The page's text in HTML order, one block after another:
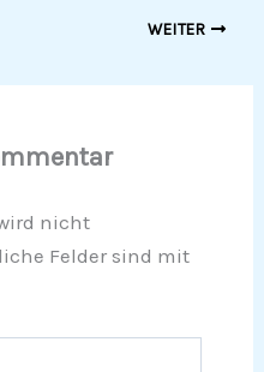
WEITER
nicht
Felder sind mit